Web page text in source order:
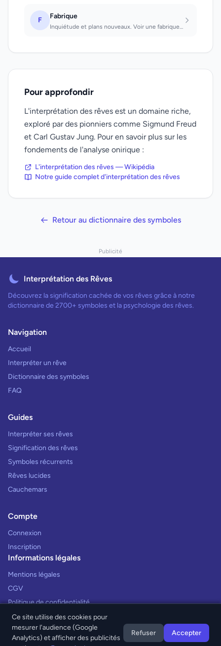
F Fabrique
Inquiétude et plans nouveaux. Voir une fabrique : bonnes affaires. La posséder:...
Pour approfondir
L'interprétation des rêves est un domaine riche,
exploré par des pionniers comme Sigmund Freud
et Carl Gustav Jung. Pour en savoir plus sur les
fondements de l'analyse onirique :
L'interprétation des rêves — Wikipédia
Notre guide complet d'interprétation des rêves
Retour au dictionnaire des symboles
Publicité
Interprétation des Rêves
Découvrez la signification cachée de vos rêves grâce à notre
dictionnaire de 2700+ symboles et la psychologie des rêves.
Navigation
Accueil
Interpréter un rêve
Dictionnaire des symboles
FAQ
Guides
Interpréter ses rêves
Signification des rêves
Symboles récurrents
Rêves lucides
Cauchemars
Compte
Connexion
Inscription
Informations légales
Mentions légales
CGV
Politique de confidentialité
© 2026 Interprétation des Rêves. Tous droits réservés.
Ce site utilise des cookies pour
mesurer l'audience (Google
Analytics) et afficher des publicités
Refuser Accepter